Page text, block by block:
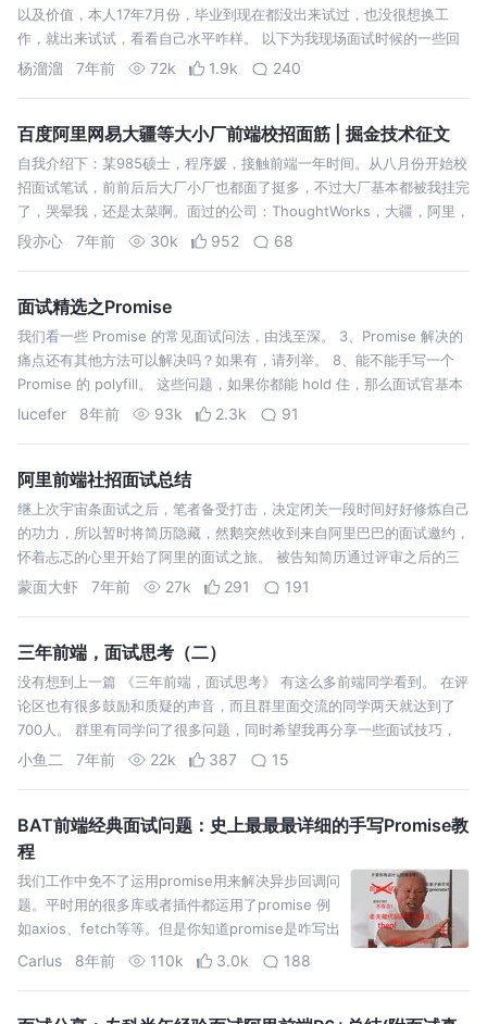
以及价值，本人17年7月份，毕业到现在都没出来试过，也没很想换工
作，就出来试试，看看自己水平咋样。 以下为我现场面试时候的一些回
答，部分因人而异的问题我就不回答了，回答的都为参考答案，也有部分
杨溜溜 7年前 72k 1.9k 240
百度阿里网易大疆等大小厂前端校招面筋 | 掘金技术征文
自我介绍下：某985硕士，程序媛，接触前端一年时间。从八月份开始校
招面试笔试，前前后后大厂小厂也都面了挺多，不过大厂基本都被我挂完
了，哭晕我，还是太菜啊。面过的公司：ThoughtWorks，大疆，阿里，
网易，百度，电信it研发中心，深信服，华为，小米，搜狗，腾讯。拿了
段亦心 7年前 30k 952 68
面试精选之Promise
我们看一些 Promise 的常见面试问法，由浅至深。 3、Promise 解决的
痛点还有其他方法可以解决吗？如果有，请列举。 8、能不能手写一个
Promise 的 polyfill。 这些问题，如果你都能 hold 住，那么面试官基本
认可你了。带着上面这些问题，我们往下看。…
lucefer 8年前 93k 2.3k 91
阿里前端社招面试总结
继上次宇宙条面试之后，笔者备受打击，决定闭关一段时间好好修炼自己
的功力，所以暂时将简历隐藏，然鹅突然收到来自阿里巴巴的面试邀约，
怀着忐忑的心里开始了阿里的面试之旅。 被告知简历通过评审之后的三
天后收到一个来自上海的电话，我怀着半信半疑的心态接通了电话（害怕
蒙面大虾 7年前 27k 291 191
三年前端，面试思考（二）
没有想到上一篇 《三年前端，面试思考》 有这么多前端同学看到。 在评
论区也有很多鼓励和质疑的声音，而且群里面交流的同学两天就达到了
700人。 群里有同学问了很多问题，同时希望我再分享一些面试技巧，
在这篇文章中我也一并梳理出来。 p6，p7 是个坎。我理解的 p7-技术专
小鱼二 7年前 22k 387 15
BAT前端经典面试问题：史上最最最详细的手写Promise教
程
我们工作中免不了运用promise用来解决异步回调问
题。平时用的很多库或者插件都运用了promise 例
如axios、fetch等等。但是你知道promise是咋写出
来的呢？ 别怕～这里有本promisesA+规范，便宜
Carlus 8年前 110k 3.0k 188